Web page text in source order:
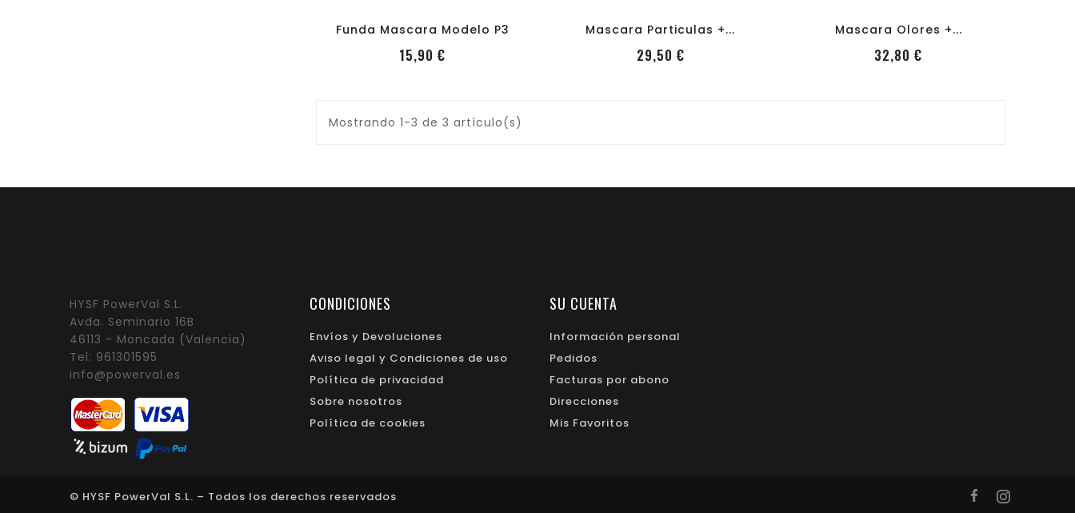
Funda Mascara Modelo P3
15,90 €
Mascara Particulas +...
29,50 €PRecio
Mascara Olores +...
32,80 €
Mostrando 1-3 de 3 artículo(s)
HYSF PowerVal S.L.
Avda. Seminario 16B
46113 - Moncada (Valencia)
Tel: 961301595
info@powerval.es
CONDICIONES
Envíos y Devoluciones
Aviso legal y Condiciones de uso
Política de privacidad
Sobre nosotros
Política de cookies
SU CUENTA
Información personal
Pedidos
Facturas por abono
Direcciones
Mis Favoritos
© HYSF PowerVal S.L. – Todos los derechos reservados